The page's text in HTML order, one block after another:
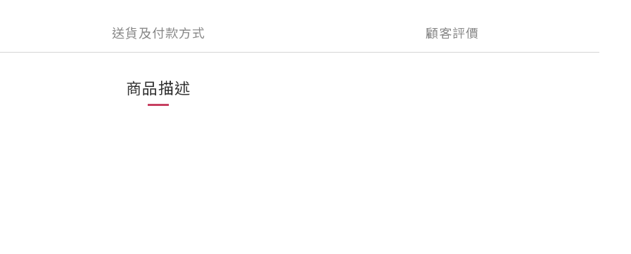
送貨及付款方式 顧客評價
商品描述